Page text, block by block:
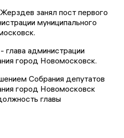
занял пост первого
муниципального
администрации
город Новомосковск.
Собрания депутатов
город Новомосковск
главы